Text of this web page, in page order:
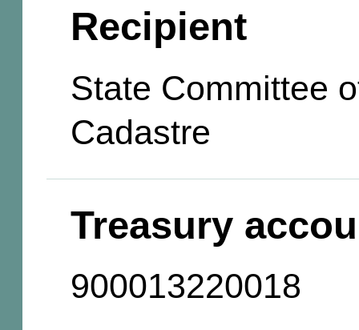
Recipient
State Committee
Cadastre
Treasury
900013220018